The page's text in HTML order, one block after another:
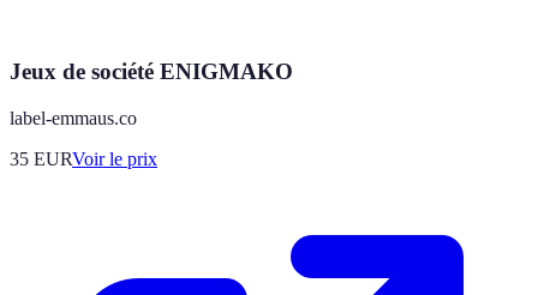
Jeux de société ENIGMAKO
label-emmaus.co
35 EURVoir le prix